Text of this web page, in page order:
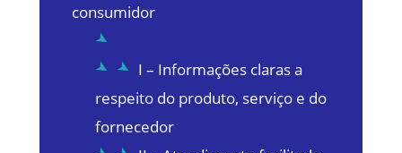
consumidor
I – Informações claras a
respeito do produto, serviço e do
fornecedor